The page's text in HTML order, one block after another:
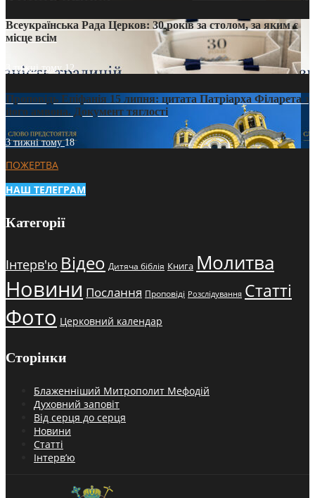
Всеукраїнська Рада Церков: 30 років за столом, за яким є
місце всім
3 тижні тому12
Проповідь Епіфанія 15 липня: цитата Патріарха Філарета з
його амвона. Документ тяглості
3 тижні тому18
ПОЖЕРТВА
НАШ ТЕЛЕГРАМ
Категорії
Інтерв'ю Відео Дитяча біблія Книга Молитва
Новини Послання Проповіді Розслідування Статті
Фото Церковний календар
Сторінки
Блаженніший Митрополит Мефодій
Духовний заповіт
Від серця до серця
Новини
Статті
Інтерв’ю